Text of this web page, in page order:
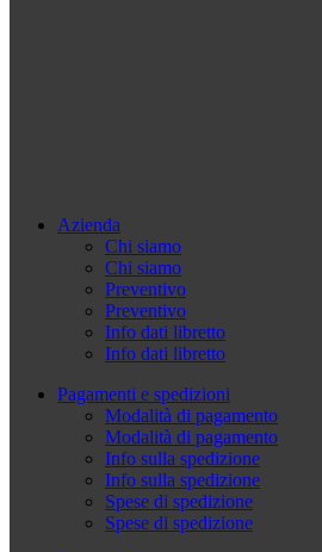
Azienda
Chi siamo
Chi siamo
Preventivo
Preventivo
Info dati libretto
Info dati libretto
Pagamenti e spedizioni
Modalità di pagamento
Modalità di pagamento
Info sulla spedizione
Info sulla spedizione
Spese di spedizione
Spese di spedizione